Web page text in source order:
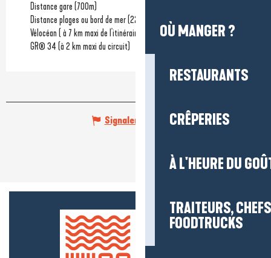
OÙ MANGER ?
RESTAURANTS
CRÊPERIES
À L'HEURE DU
TRAITEURS,
FOODTRUCKS
Distance gare (700m)
Distance plages ou bord de mer (220m)
Vélocéan ( à 7 km maxi de l'itinéraire)
GR® 34 (à 2 km maxi du circuit)
Signaler une erreur